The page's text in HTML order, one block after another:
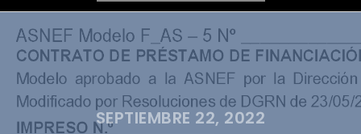
SEPTIEMBRE 22, 2022